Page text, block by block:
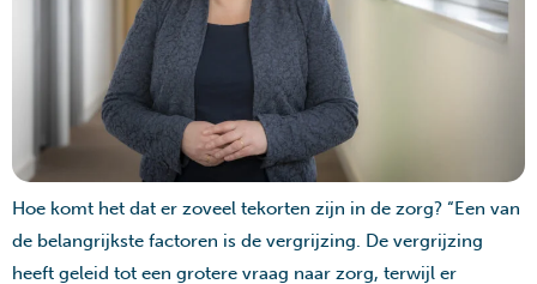
Hoe komt het dat er zoveel tekorten zijn in de zorg? “Een van
de belangrijkste factoren is de vergrijzing. De vergrijzing
heeft geleid tot een grotere vraag naar zorg, terwijl er